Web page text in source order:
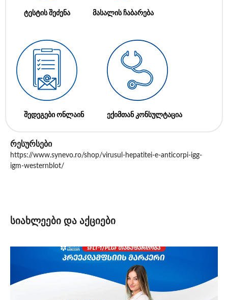
ტესტის შეძენა მასალის ჩაბარება
შედეგები ონლაინ ექიმთან კონსულტაცია
რესურსები
https://www.synevo.ro/shop/virusul-hepatitei-e-anticorpi-igg-
igm-westernblot/
სიახლეები და აქციები